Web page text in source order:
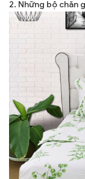
2. Những bộ chăn